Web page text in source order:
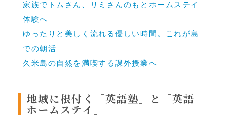
家族でトムさん、リミさんのもとホームステイ
体験へ
ゆったりと美しく流れる優しい時間。これが島
での朝活
久米島の自然を満喫する課外授業へ
地域に根付く「英語塾」と「英語
ホームステイ」